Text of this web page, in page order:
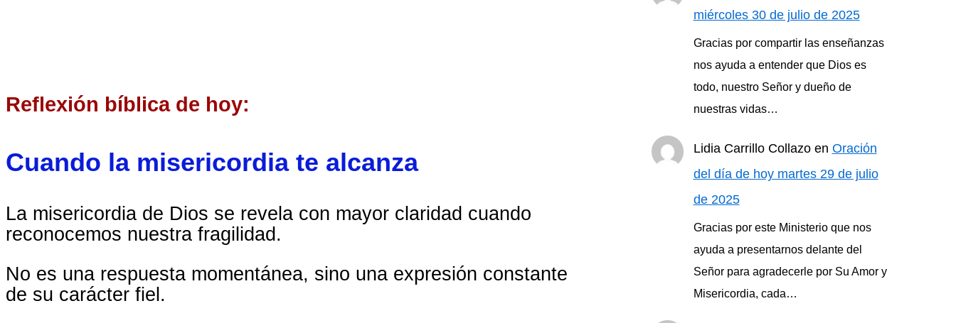
Reflexión bíblica de hoy:
Cuando la misericordia te alcanza
La misericordia de Dios se revela con mayor claridad cuando
reconocemos nuestra fragilidad.
No es una respuesta momentánea, sino una expresión constante
de su carácter fiel.
miércoles 30 de julio de 2025
Gracias por compartir las enseñanzas
nos ayuda a entender que Dios es
todo, nuestro Señor y dueño de
nuestras vidas…
Lidia Carrillo Collazoen Oración
del día de hoy martes 29 de julio
de 2025
Gracias por este Ministerio que nos
ayuda a presentarnos delante del
Señor para agradecerle por Su Amor y
Misericordia, cada…